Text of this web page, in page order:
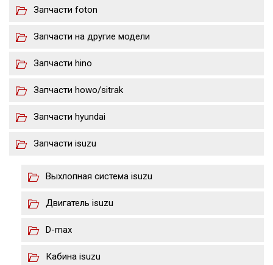
Запчасти foton
Запчасти на другие модели
Запчасти hino
Запчасти howo/sitrak
Запчасти hyundai
Запчасти isuzu
Выхлопная система isuzu
Двигатель isuzu
D-max
Кабина isuzu